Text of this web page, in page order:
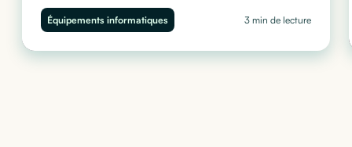
Quel ordinateur choisir pour vos stagiaires et alternants ?
Performance, sécurité et budget : découvrez notre guide complet
pour équiper vos juniors sans impacter votre trésorerie.
Équipements informatiques 3 min de lecture